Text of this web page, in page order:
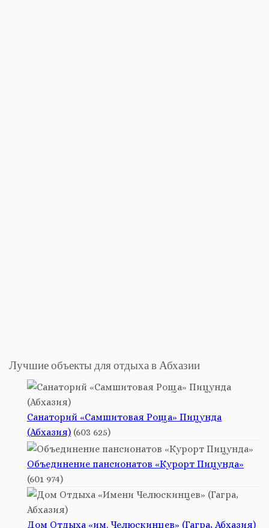
Лучшие объекты для отдыха в Абхазии
Санаторий «Самшитовая Роща» Пицунда
(Абхазия) (603 625)
Объединение пансионатов «Курорт Пицунда»
(601 974)
Дом Отдыха «им. Челюскинцев» (Гагра, Абхазия)